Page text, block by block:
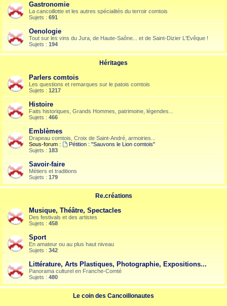
Gastronomie
La cancoillotte et les autres spécialités du terroir comtois
Sujets : 691
Oenologie
Tout sur les vins du Jura, de Haute-Saône... et de Saint-Dizier L'Evêque !
Sujets : 194
Héritages
Parlers comtois
Les questions et remarques sur le patois comtois
Sujets : 1217
Histoire
Faits historiques, Grands Hommes, patrimoine, légendes...
Sujets : 466
Emblèmes
Drapeau comtois, Croix de Saint-André, armoiries...
Sous-forum :
Pétition : "Sauvons le Lion comtois"
Sujets : 183
Savoir-faire
Métiers et traditions
Sujets : 179
Re.créations
Musique, Théâtre, Spectacles
Des festivals et des artistes
Sujets : 458
Sport
En amateur ou au plus haut niveau
Sujets : 342
Littérature, Arts Plastiques, Photographie, Expositions...
Panorama culturel en Franche-Comté
Sujets : 480
Le coin des Cancoillonautes